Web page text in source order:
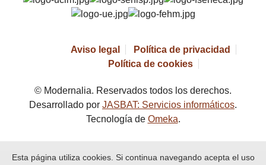
Aviso legal
Política de privacidad
Política de cookies
© Modernalia. Reservados todos los derechos.
Desarrollado por JASBAT: Servicios informáticos.
Tecnología de Omeka.
Esta página utiliza cookies. Si continua navegando acepta el uso